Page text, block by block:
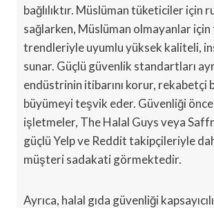
bağlılıktır. Müslüman tüketiciler için
sağlarken, Müslüman olmayanlar
trendleriyle uyumlu yüksek kaliteli,
sunar. Güçlü güvenlik standartları
endüstrinin itibarını korur, rekabetçi
büyümeyi teşvik eder. Güvenliği
işletmeler, The Halal Guys veya
güçlü Yelp ve Reddit takipçileriyle
müşteri sadakati görmektedir.
Ayrıca, halal gıda güvenliği